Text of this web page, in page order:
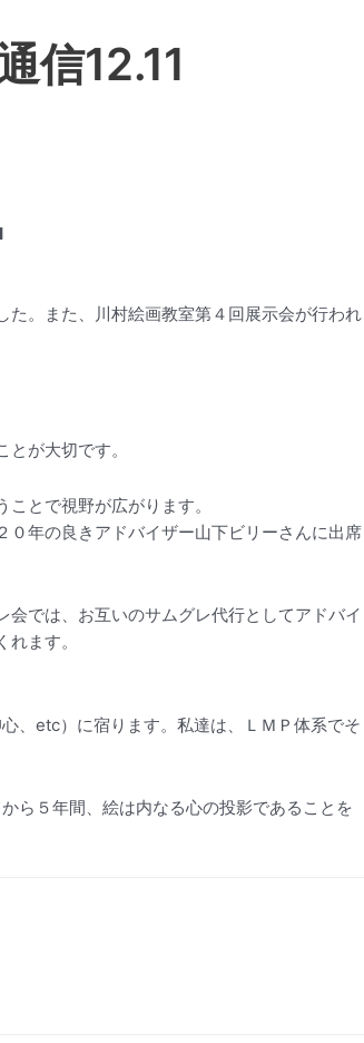
信12.11
た。また、川村絵画教室第４回展示会が行われ
が大切です。
とで視野が広がります。
０年の良きアドバイザー山下ビリーさんに出席
では、お互いのサムグレ代行としてアドバイ
ます。
、etc）に宿ります。私達は、ＬＭＰ体系でそ
ら５年間、絵は内なる心の投影であることを